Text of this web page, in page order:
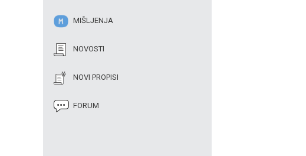
MIŠLJENJA
NOVOSTI
NOVI PROPISI
FORUM